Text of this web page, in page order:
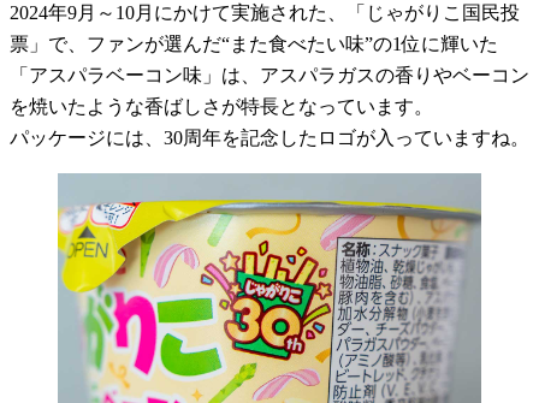
2024年9月～10月にかけて実施された、「じゃがりこ国民投
票」で、ファンが選んだ“また食べたい味”の1位に輝いた
「アスパラベーコン味」は、アスパラガスの香りやベーコン
を焼いたような香ばしさが特長となっています。
パッケージには、30周年を記念したロゴが入っていますね。